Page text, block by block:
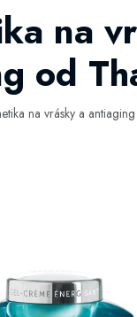
na
od
na vrásky a